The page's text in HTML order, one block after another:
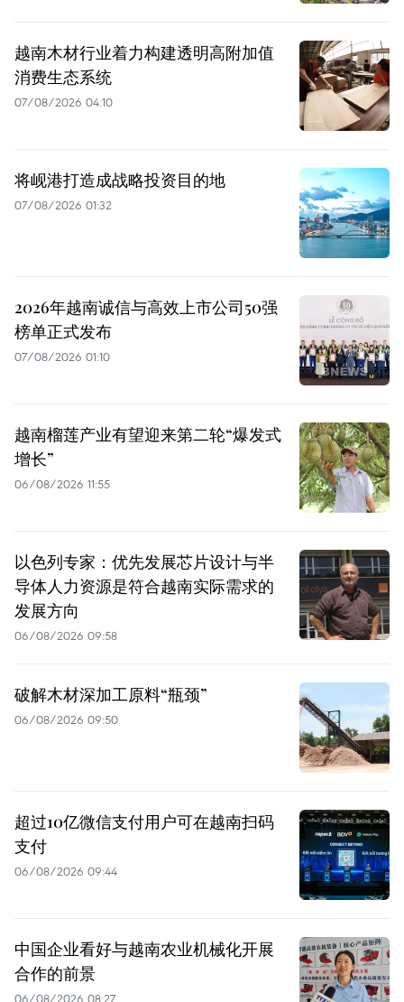
越南木材行业着力构建透明高附加值
消费生态系统
07/08/2026 04:10
将岘港打造成战略投资目的地
07/08/2026 01:32
2026年越南诚信与高效上市公司50强
榜单正式发布
07/08/2026 01:10
越南榴莲产业有望迎来第二轮“爆发式
增长”
06/08/2026 11:55
以色列专家：优先发展芯片设计与半
导体人力资源是符合越南实际需求的
发展方向
06/08/2026 09:58
破解木材深加工原料“瓶颈”
06/08/2026 09:50
超过10亿微信支付用户可在越南扫码
支付
06/08/2026 09:44
中国企业看好与越南农业机械化开展
合作的前景
06/08/2026 08:27